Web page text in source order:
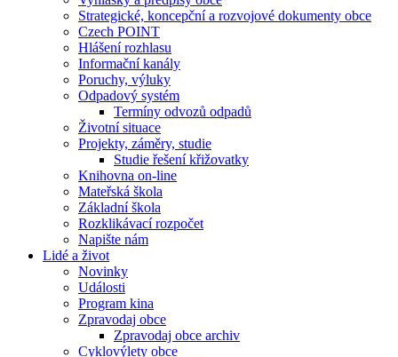
Strategické, koncepční a rozvojové dokumenty obce
Czech POINT
Hlášení rozhlasu
Informační kanály
Poruchy, výluky
Odpadový systém
Termíny odvozů odpadů
Životní situace
Projekty, záměry, studie
Studie řešení křižovatky
Knihovna on-line
Mateřská škola
Základní škola
Rozklikávací rozpočet
Napište nám
Lidé a život
Novinky
Události
Program kina
Zpravodaj obce
Zpravodaj obce archiv
Cyklovýlety obce